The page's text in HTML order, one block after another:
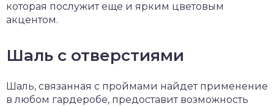
которая послужит еще и ярким цветовым
акцентом.
Шаль с отверстиями
Шаль, связанная с проймами найдет применение
в любом гардеробе, предоставит возможность